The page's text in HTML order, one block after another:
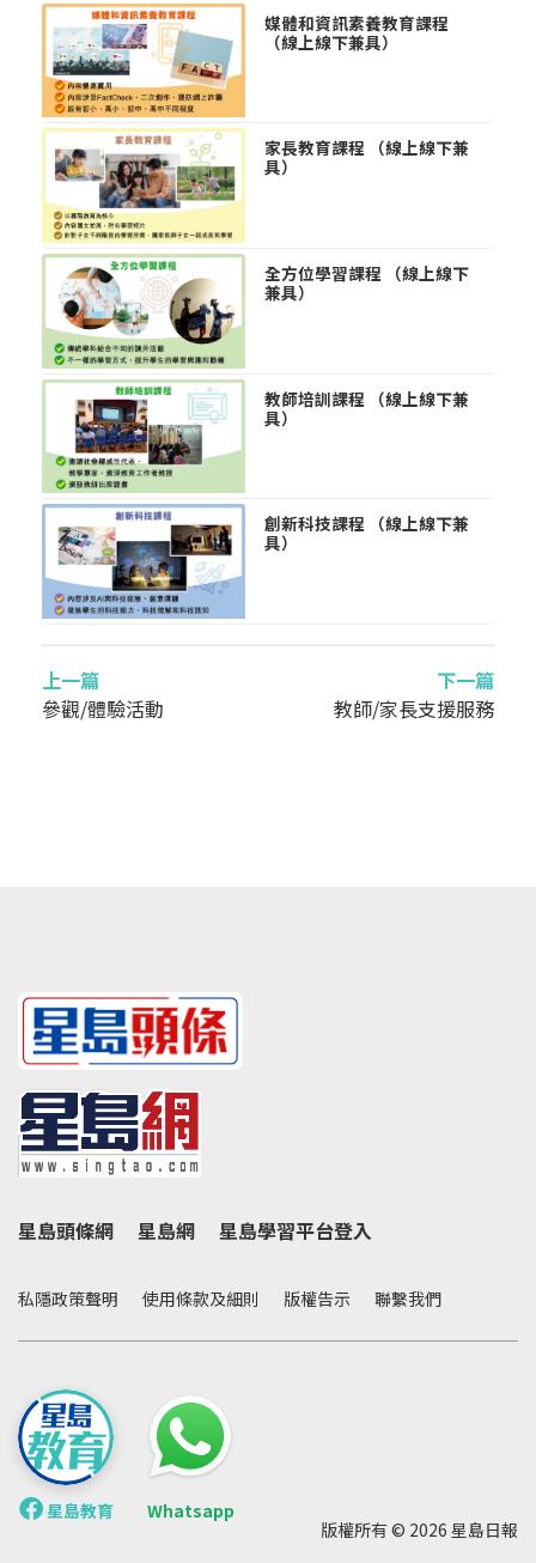
媒體和資訊素養教育課程
（線上線下兼具）
家長教育課程 （線上線下兼
具）
全方位學習課程 （線上線下
兼具）
教師培訓課程 （線上線下兼
具）
創新科技課程 （線上線下兼
具）
上一篇
參觀/體驗活動
下一篇
教師/家長支援服務
星島頭條網 星島網 星島學習平台登入
私隱政策聲明 使用條款及細則 版權告示 聯繫我們
星島教育
Whatsapp
版權所有 © 2026 星島日報